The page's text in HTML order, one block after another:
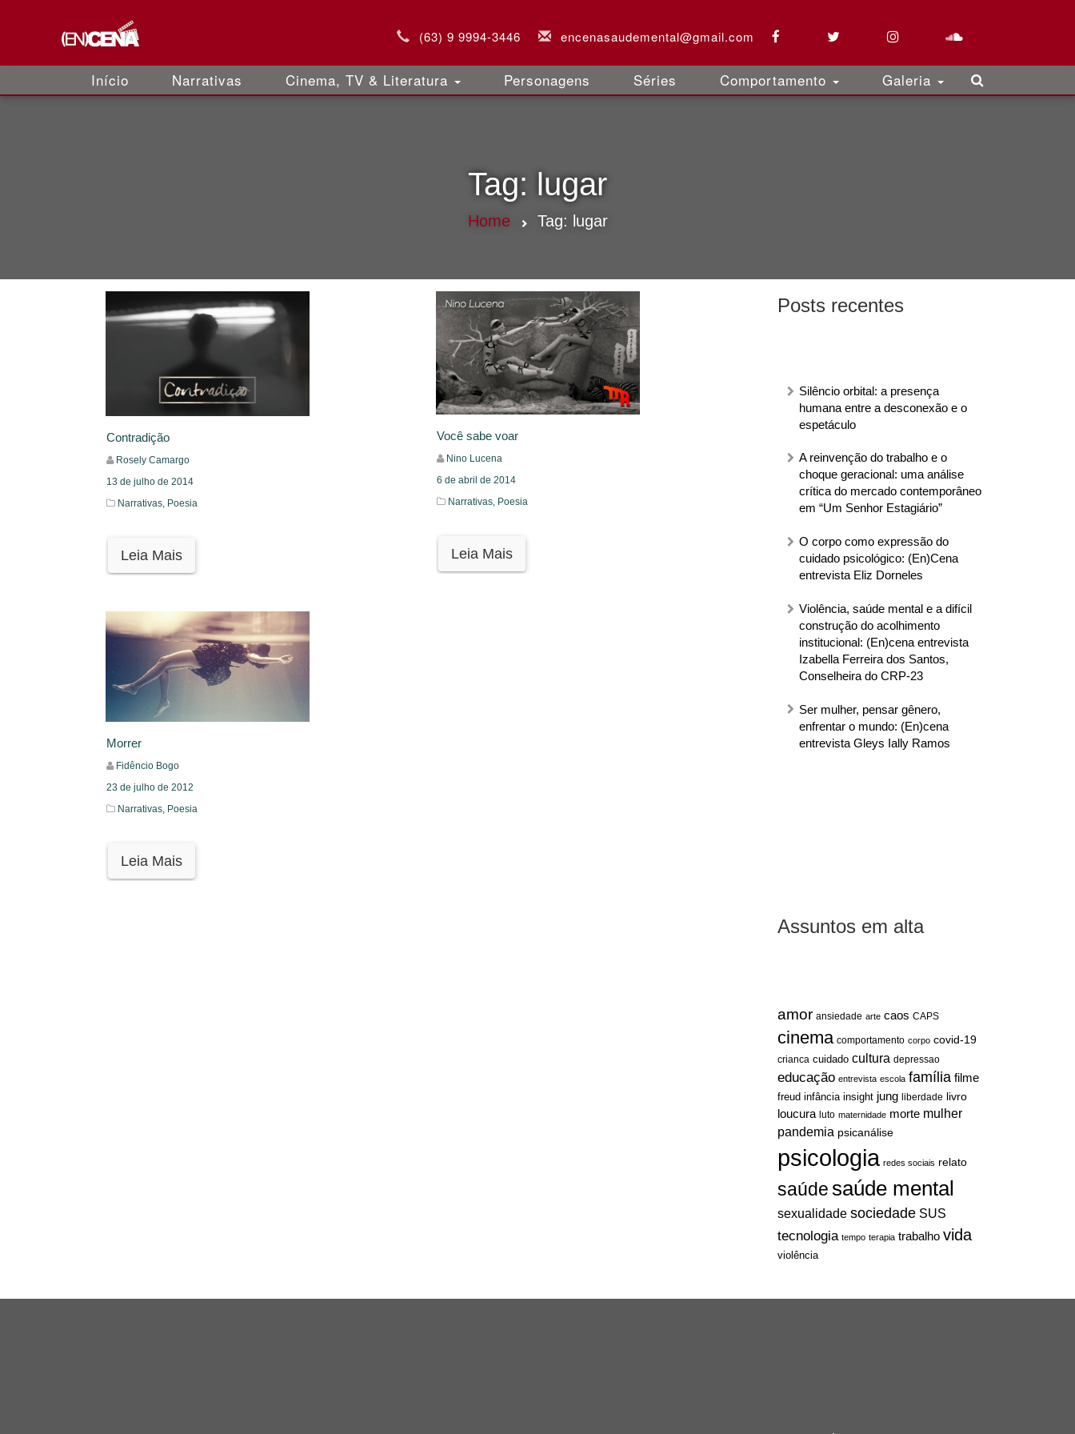
(63) 9 9994-3446 encenasaudemental@gmail.com
Início Narrativas Cinema, TV & Literatura Personagens Séries Comportamento Galeria
Tag: lugar
Home Tag: lugar
Posts recentes
Silêncio orbital: a presença
humana entre a desconexão e o
espetáculo
A reinvenção do trabalho e o
choque geracional: uma análise
crítica do mercado contemporâneo
em “Um Senhor Estagiário”
O corpo como expressão do
cuidado psicológico: (En)Cena
entrevista Eliz Dorneles
Violência, saúde mental e a difícil
construção do acolhimento
institucional: (En)cena entrevista
Izabella Ferreira dos Santos,
Conselheira do CRP-23
Ser mulher, pensar gênero,
enfrentar o mundo: (En)cena
entrevista Gleys Ially Ramos
Assuntos em alta
amor ansiedade arte caos CAPS
cinema comportamento corpo covid-19
crianca cuidado cultura depressao
educação entrevista escola família filme
freud infância insight jung liberdade livro
loucura luto maternidade morte mulher
pandemia psicanálise
psicologia redes sociais relato
saúdesaúde mental
sexualidade sociedade SUS
tecnologia tempo terapia trabalho vida
violência
Contradição
Rosely Camargo
13 de julho de 2014
Narrativas, Poesia
Leia Mais
Você sabe voar
Nino Lucena
6 de abril de 2014
Narrativas, Poesia
Leia Mais
Morrer
Fidêncio Bogo
23 de julho de 2012
Narrativas, Poesia
Leia Mais